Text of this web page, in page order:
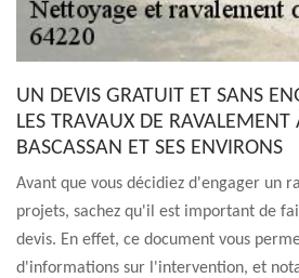
UN DEVIS GRATUIT ET SANS
LES TRAVAUX DE
BASCASSAN ET SES ENVIRONS
Avant que vous décidiez d'engager un
projets, sachez qu'il est important de
devis. En effet, ce document vous
d'informations sur l'intervention, et